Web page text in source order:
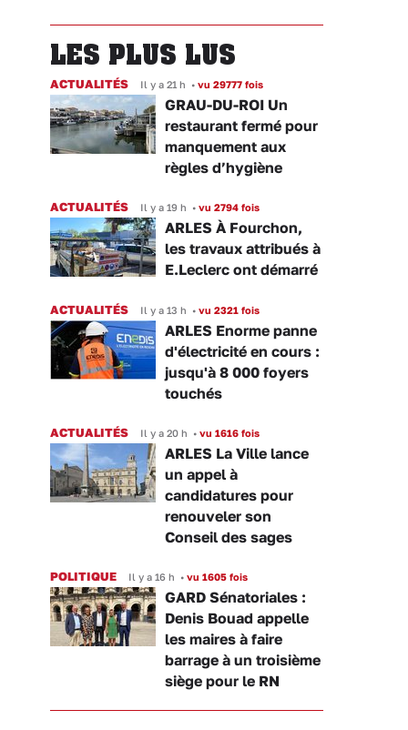
LES PLUS LUS
ACTUALITÉS Il y a 21 h • vu 29777 fois
GRAU-DU-ROI Un
restaurant fermé pour
manquement aux
règles d’hygiène
ACTUALITÉS Il y a 19 h • vu 2794 fois
ARLES À Fourchon,
les travaux attribués à
E.Leclerc ont démarré
ACTUALITÉS Il y a 13 h • vu 2321 fois
ARLES Enorme panne
d'électricité en cours :
jusqu'à 8 000 foyers
touchés
ACTUALITÉS Il y a 20 h • vu 1616 fois
ARLES La Ville lance
un appel à
candidatures pour
renouveler son
Conseil des sages
POLITIQUE Il y a 16 h • vu 1605 fois
GARD Sénatoriales :
Denis Bouad appelle
les maires à faire
barrage à un troisième
siège pour le RN